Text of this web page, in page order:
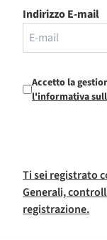
Indirizzo E-mail
Accetto la
l'informativa
Ti sei registrato
Generali,
registrazione.